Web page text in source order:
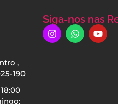
,
190
Siga-nos nas